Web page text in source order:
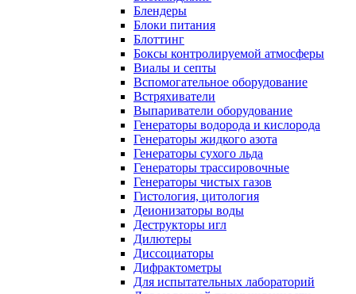
Блендеры
Блоки питания
Блоттинг
Боксы контролируемой атмосферы
Виалы и септы
Вспомогательное оборудование
Встряхиватели
Выпариватели оборудование
Генераторы водорода и кислорода
Генераторы жидкого азота
Генераторы сухого льда
Генераторы трассировочные
Генераторы чистых газов
Гистология, цитология
Деионизаторы воды
Деструкторы игл
Дилютеры
Диссоциаторы
Дифрактометры
Для испытательных лабораторий